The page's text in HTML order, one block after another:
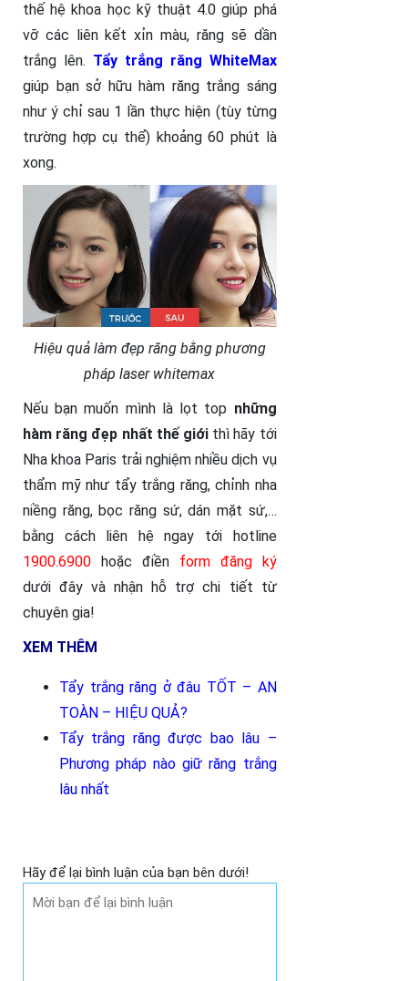
thế hệ khoa học kỹ thuật 4.0 giúp phá
vỡ các liên kết xỉn màu, răng sẽ dần
trắng lên. Tẩy trắng răng WhiteMax
giúp bạn sở hữu hàm răng trắng sáng
như ý chỉ sau 1 lần thực hiện (tùy từng
trường hợp cụ thể) khoảng 60 phút là
xong.
Hiệu quả làm đẹp răng bằng phương
pháp laser whitemax
Nếu bạn muốn mình là lọt top những
hàm răng đẹp nhất thế giới thì hãy tới
Nha khoa Paris trải nghiệm nhiều dịch vụ
thẩm mỹ như tẩy trắng răng, chỉnh nha
niềng răng, bọc răng sứ, dán mặt sứ,…
bằng cách liên hệ ngay tới hotline
1900.6900 hoặc điềnform đăng ký
dưới đây và nhận hỗ trợ chi tiết từ
chuyên gia!
XEM THÊM
Tẩy trắng răng ở đâu TỐT – AN
TOÀN – HIỆU QUẢ?
Tẩy trắng răng được bao lâu –
Phương pháp nào giữ răng trắng
lâu nhất
Hãy để lại bình luận của bạn bên dưới!